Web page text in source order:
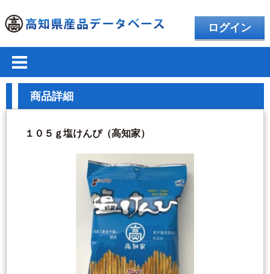
ログイン
商品詳細
１０５ｇ塩けんぴ（高知家）